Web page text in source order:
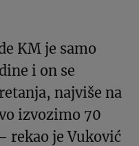
KM je samo
i on se
najviše na
izvozimo 70
rekao je Vuković